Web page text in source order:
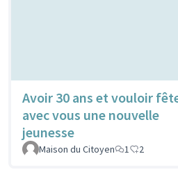
Avoir 30 ans et vouloir
avec vous une nouvelle
jeunesse
Maison du Citoyen 1 2